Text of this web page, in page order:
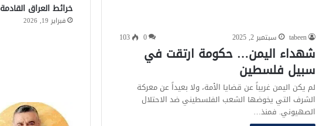
tabeen سبتمبر 2, 2025 0
103
شهداء اليمن… حكومة ارتقت في
سبيل فلسطين
لم يكن اليمن غريباً عن قضايا الأمة، ولا بعيداً عن معركة
الشرف التي يخوضها الشعب الفلسطيني ضد الاحتلال
الصهيوني. فمنذ…
خرائط العراق القادمة
فبراير 19, 2026